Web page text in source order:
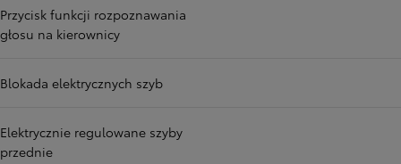
Przycisk funkcji rozpoznawania
głosu na kierownicy
Blokada elektrycznych szyb
Elektrycznie regulowane szyby
przednie